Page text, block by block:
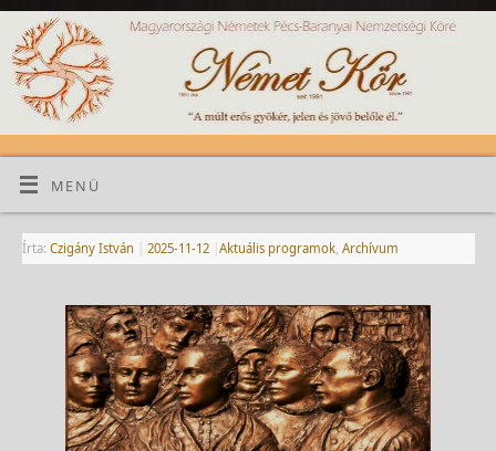
MENÜ
Írta: Czigány István 2025-11-12 Aktuális programok, Archívum